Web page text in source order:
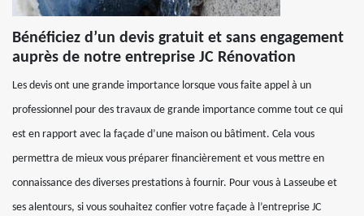
Bénéficiez d’un devis gratuit et sans engagement
auprès de notre entreprise JC Rénovation
Les devis ont une grande importance lorsque vous faite appel à un
professionnel pour des travaux de grande importance comme tout ce qui
est en rapport avec la façade d’une maison ou bâtiment. Cela vous
permettra de mieux vous préparer financièrement et vous mettre en
connaissance des diverses prestations à fournir. Pour vous à Lasseube et
ses alentours, si vous souhaitez confier votre façade à l’entreprise JC